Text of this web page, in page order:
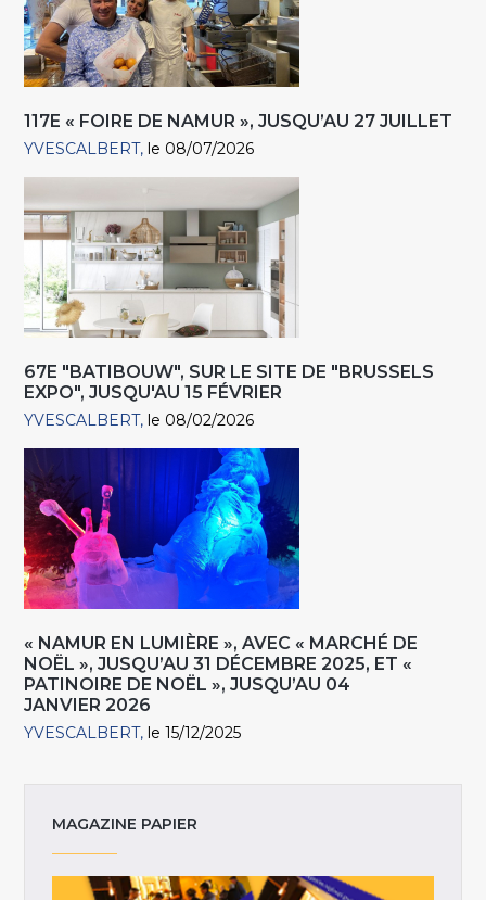
117E « FOIRE DE NAMUR », JUSQU’AU 27 JUILLET
YVESCALBERT le 08/07/2026
67E "BATIBOUW", SUR LE SITE DE "BRUSSELS
EXPO", JUSQU'AU 15 FÉVRIER
YVESCALBERT le 08/02/2026
« NAMUR EN LUMIÈRE », AVEC « MARCHÉ DE
NOËL », JUSQU’AU 31 DÉCEMBRE 2025, ET «
PATINOIRE DE NOËL », JUSQU’AU 04
JANVIER 2026
YVESCALBERT le 15/12/2025
MAGAZINE PAPIER